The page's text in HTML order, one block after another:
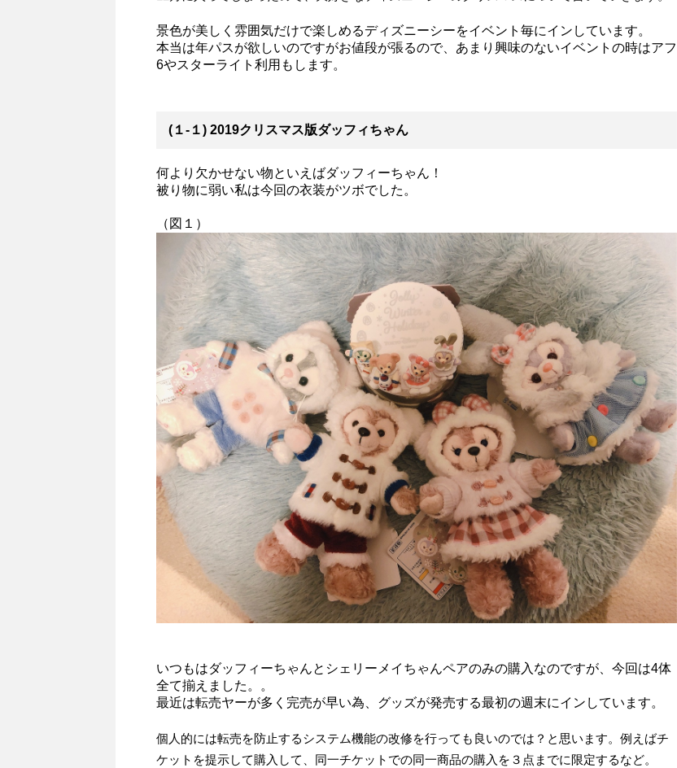
景色が美しく雰囲気だけで楽しめるディズニーシーをイベント毎にインしています。
本当は年パスが欲しいのですがお値段が張るので、あまり興味のないイベントの時はアフ
6やスターライト利用もします。
(１-１) 2019クリスマス版ダッフィちゃん
何より欠かせない物といえばダッフィーちゃん！
被り物に弱い私は今回の衣装がツボでした。
（図１）
いつもはダッフィーちゃんとシェリーメイちゃんペアのみの購入なのですが、今回は4体
全て揃えました。。
最近は転売ヤーが多く完売が早い為、グッズが発売する最初の週末にインしています。
個人的には転売を防止するシステム機能の改修を行っても良いのでは？と思います。例えばチ
ケットを提示して購入して、同一チケットでの同一商品の購入を３点までに限定するなど。